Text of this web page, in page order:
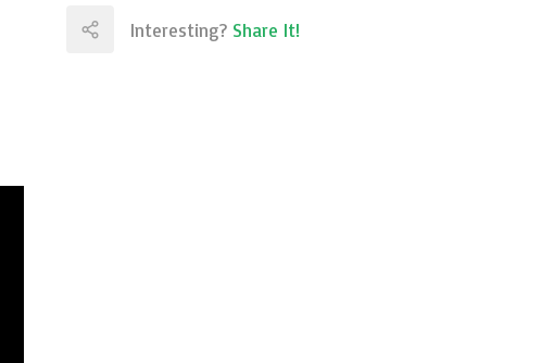
Interesting? Share It!